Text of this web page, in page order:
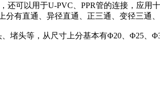
还可以用于U-PVC、PPR管的连接，应用十
分有直通、异径直通、正三通、变径三通
堵头等，从尺寸上分基本有Φ20、Φ25、